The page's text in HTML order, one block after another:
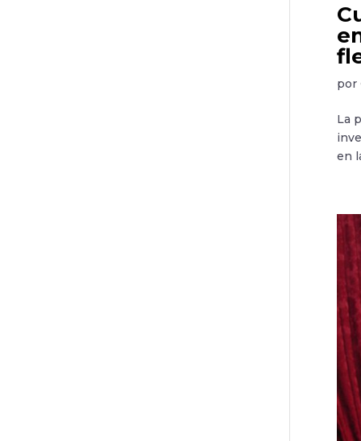
por
La
en